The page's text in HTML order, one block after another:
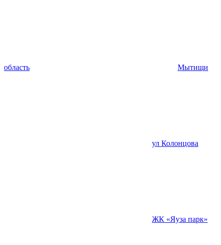
область Мытищи
ул Колонцова
ЖК «Яуза парк»